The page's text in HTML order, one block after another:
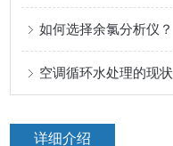
如何选择余氯分析仪？
空调循环水处理的现状
详细介绍